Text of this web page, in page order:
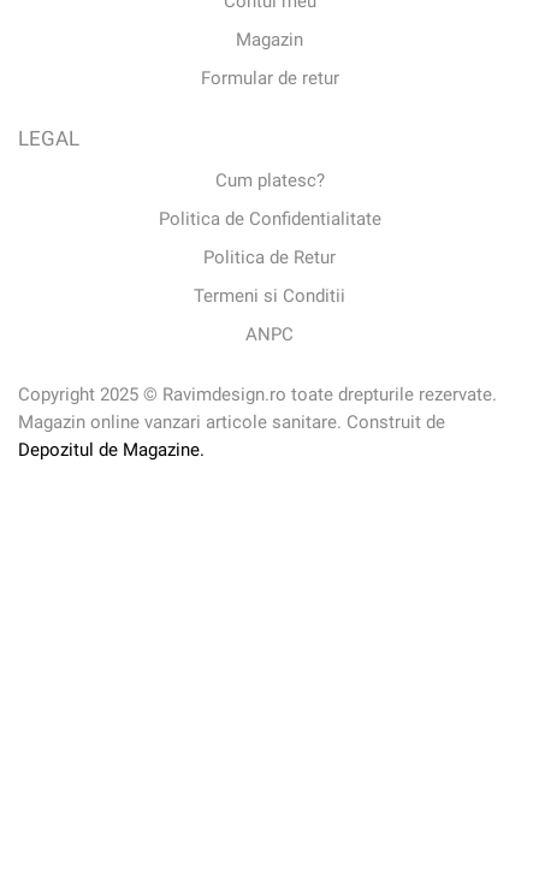
Magazin
Formular de retur
LEGAL
Cum platesc?
Politica de Confidentialitate
Politica de Retur
Termeni si Conditii
ANPC
Copyright 2025 © Ravimdesign.ro toate drepturile rezervate.
Magazin online vanzari articole sanitare. Construit de
Depozitul de Magazine.